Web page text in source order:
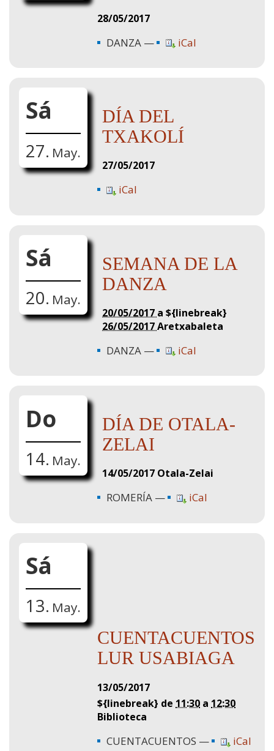
28/05/2017
DANZA iCal
Sá
27. May.
DÍA DEL
TXAKOLÍ
27/05/2017
iCal
Sá
20. May.
SEMANA DE LA
DANZA
20/05/2017 a ${linebreak}
26/05/2017Aretxabaleta
DANZA iCal
Do
14. May.
DÍA DE OTALA-
ZELAI
14/05/2017 Otala-Zelai
ROMERÍA iCal
Sá
13. May.
CUENTACUENTOS
LUR USABIAGA
13/05/2017
${linebreak} de 11:30 a 12:30
Biblioteca
CUENTACUENTOS iCal